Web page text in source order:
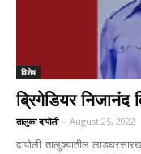
विशेष
ब्रिगेडियर निजानंद
तालुका दापोली - August 25, 2022
दापोली तालुक्यातील